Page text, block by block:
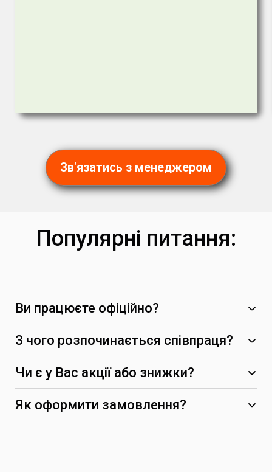
Зв'язатись з менеджером
Популярні питання:
Ви працюєте офіційно?
З чого розпочинається співпраця?
Чи є у Вас акції або знижки?
-5%
Як оформити замовлення?